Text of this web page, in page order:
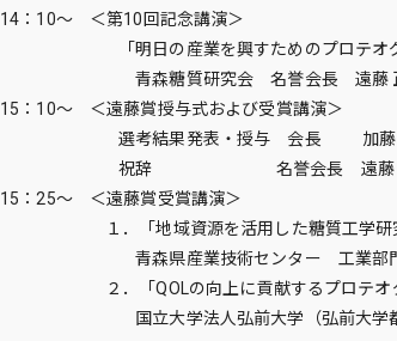
14：10～ ＜第10回記念講演＞
「明日の産業を興すためのプロテオグリ
青森糖質研究会 名誉会長 遠藤
15：10～ ＜遠藤賞授与式および受賞講演＞
選考結果発表・授与 会長 加藤
祝辞 名誉会長 遠藤 正
15：25～ ＜遠藤賞受賞講演＞
１．「地域資源を活用した糖質工学研究に
青森県産業技術センター 工業部門糖
２．「QOLの向上に貢献するプロテオグリ
国立大学法人弘前大学（弘前大学都市エ